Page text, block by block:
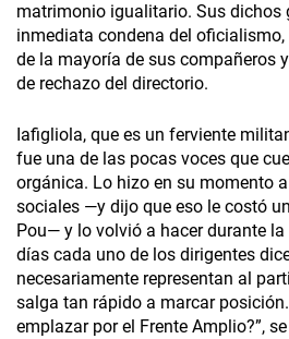
matrimonio igualitario. Sus dichos
inmediata condena del
de la mayoría de sus compañeros
de rechazo del directorio.
Iafigliola, que es un ferviente
fue una de las pocas voces que
orgánica. Lo hizo en su momento
sociales —y dijo que eso le costó
Pou— y lo volvió a hacer durante la
días cada uno de los dirigentes
necesariamente representan al
salga tan rápido a marcar
emplazar por el Frente Amplio?”,